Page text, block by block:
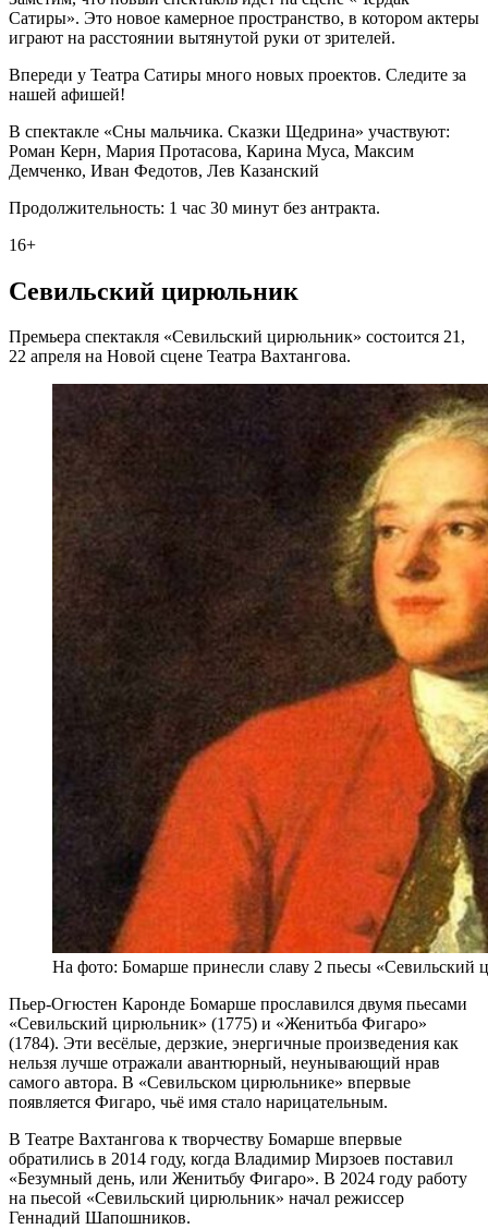
Сатиры». Это новое камерное пространство, в котором актеры
играют на расстоянии вытянутой руки от зрителей.
Впереди у Театра Сатиры много новых проектов. Следите за
нашей афишей!
В спектакле «Сны мальчика. Сказки Щедрина» участвуют:
Роман Керн, Мария Протасова, Карина Муса, Максим
Демченко, Иван Федотов, Лев Казанский
Продолжительность: 1 час 30 минут без антракта.
16+
Севильский цирюльник
Премьера спектакля «Севильский цирюльник» состоится 21,
22 апреля на Новой сцене Театра Вахтангова.
На фото: Бомарше принесли славу 2 пьесы
Пьер-Огюстен Каронде Бомарше прославился двумя пьесами
«Севильский цирюльник» (1775) и «Женитьба Фигаро»
(1784). Эти весёлые, дерзкие, энергичные произведения как
нельзя лучше отражали авантюрный, неунывающий нрав
самого автора. В «Севильском цирюльнике» впервые
появляется Фигаро, чьё имя стало нарицательным.
В Театре Вахтангова к творчеству Бомарше впервые
обратились в 2014 году, когда Владимир Мирзоев поставил
«Безумный день, или Женитьбу Фигаро». В 2024 году работу
на пьесой «Севильский цирюльник» начал режиссер
Геннадий Шапошников.